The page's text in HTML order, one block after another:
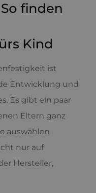
finden
Kind
ist
Entwicklung und
Es gibt ein paar
Eltern ganz
auswählen
nur auf
Hersteller,